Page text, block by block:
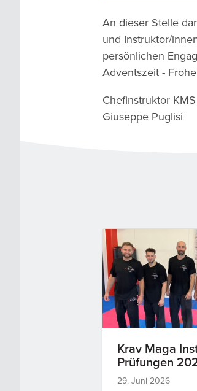
An dieser Stelle
und Instruktor/
persönlichen
Adventszeit -
Chefinstruktor
Giuseppe Puglisi
Krav Maga
Prüfungen
29. Juni 2026